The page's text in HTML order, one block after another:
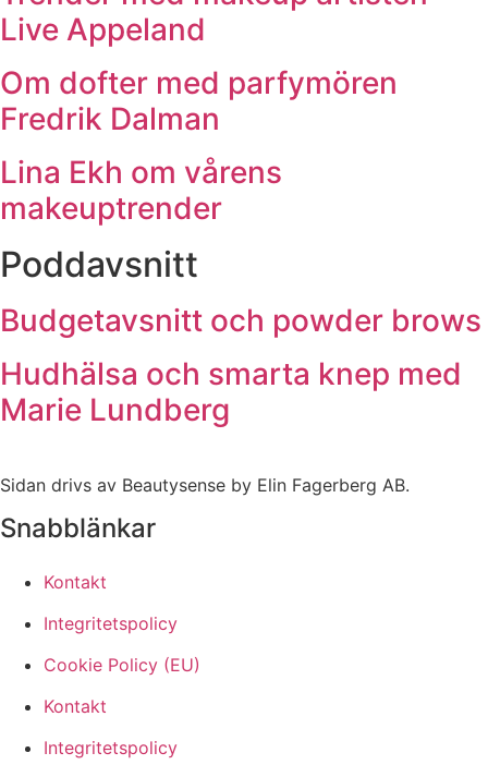
Live Appeland
Om dofter med parfymören
Fredrik Dalman
Lina Ekh om vårens
makeuptrender
Poddavsnitt
Budgetavsnitt och powder brows
Hudhälsa och smarta knep med
Marie Lundberg
Sidan drivs av Beautysense by Elin Fagerberg AB.
Snabblänkar
Kontakt
Integritetspolicy
Cookie Policy (EU)
Kontakt
Integritetspolicy